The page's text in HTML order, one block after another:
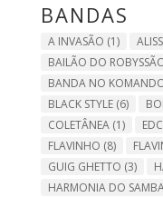
BANDAS
A INVASÃO (1)
BAILÃO DO
BANDA NO
BLACK STYLE(6)
COLETÂNEA(1)
FLAVINHO (8)
GUIG GHETTO (3)
HARMONIA DO